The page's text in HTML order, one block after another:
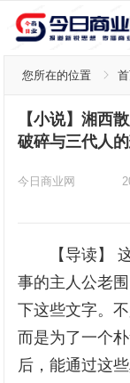
您所在的位置
【小说】湘西
破碎与三代人
今日商业网
【导读】 这
事的主人公老
下这些文字。
而是为了一个
后，能通过这